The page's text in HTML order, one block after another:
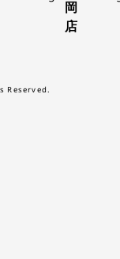
岡
店
Reserved.